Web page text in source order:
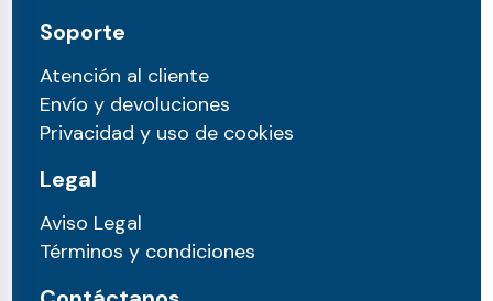
Soporte
Atención al cliente
Envío y devoluciones
Privacidad y uso de cookies
Legal
Aviso Legal
Términos y condiciones